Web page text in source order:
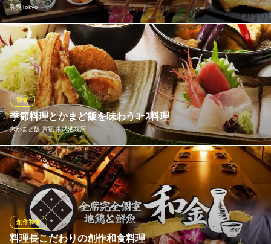
和醸Tokyo
日本に古くから伝わる発酵食を、今の時代にふさわしい新しい形
で提供。素材の良さを楽しみながら、日本の発酵の知恵も味わえ
る特別なひとときをお楽しみいただけます。
和醸Tokyo
日本酒×和食居酒屋
ＪＲ池袋駅 徒歩5分
東京都豊島区南池袋2-11-5 三栖ビル1F
季節料理とかまど飯を味わうｺｰｽ料理
大かまど飯 寅福 東武池袋店
和食
旬の素材を使った小鉢や鮮魚の刺身盛合わせなど寅福の美味しい
逸品をぎゅっと集めたコースをご用意しております。接待やお食
事会、女子会などにぜひご利用ください。〆にはもちろん自慢の
「大かまど飯」をお召し上がりいただけますので寅福の味を存分
にご堪能いただける内容です。飲み放題付コースもご用意してお
ります。
料理長こだわりの創作和食料理
創作和食